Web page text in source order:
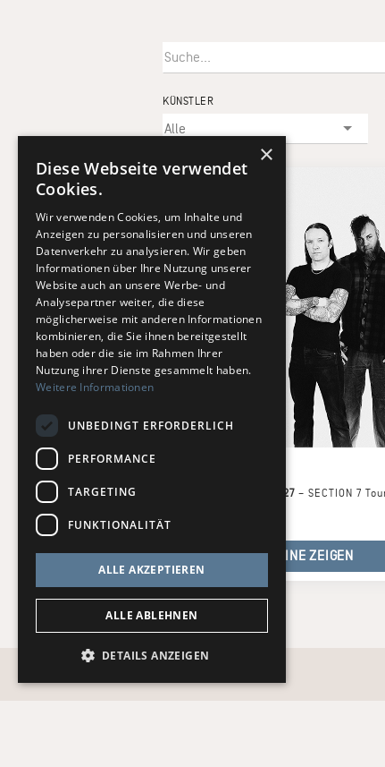
KÜNSTLER
16 Termine ab 09.01.27 – SECTION 7
TERMINE ZEIGEN
×
Diese Webseite verwendet
Cookies.
Wir verwenden Cookies, um Inhalte und
Anzeigen zu personalisieren und unseren
Datenverkehr zu analysieren. Wir geben
Informationen über Ihre Nutzung unserer
Website auch an unsere Werbe- und
Analysepartner weiter, die diese
möglicherweise mit anderen Informationen
kombinieren, die Sie ihnen bereitgestellt
haben oder die sie im Rahmen Ihrer
Nutzung ihrer Dienste gesammelt haben.
Weitere Informationen
UNBEDINGT ERFORDERLICH
PERFORMANCE
TARGETING
FUNKTIONALITÄT
ALLE AKZEPTIEREN
ALLE ABLEHNEN
DETAILS ANZEIGEN